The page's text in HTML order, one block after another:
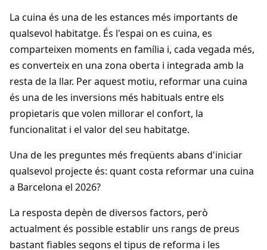
La cuina és una de les estances més importants de
qualsevol habitatge. És l'espai on es cuina, es
comparteixen moments en família i, cada vegada més,
es converteix en una zona oberta i integrada amb la
resta de la llar. Per aquest motiu, reformar una cuina
és una de les inversions més habituals entre els
propietaris que volen millorar el confort, la
funcionalitat i el valor del seu habitatge.
Una de les preguntes més freqüents abans d'iniciar
qualsevol projecte és: quant costa reformar una cuina
a Barcelona el 2026?
La resposta depèn de diversos factors, però
actualment és possible establir uns rangs de preus
bastant fiables segons el tipus de reforma i les